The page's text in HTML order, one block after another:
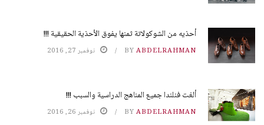
أحذيه من الشوكولاتة ثمنها يفوق الأحذية الحقيقية !!!
BY ABDELRAHMAN نوفمبر 27, 2016
ألغت فنلندا جميع المناهج الدراسية والسبب !!!
BY ABDELRAHMAN نوفمبر 26, 2016